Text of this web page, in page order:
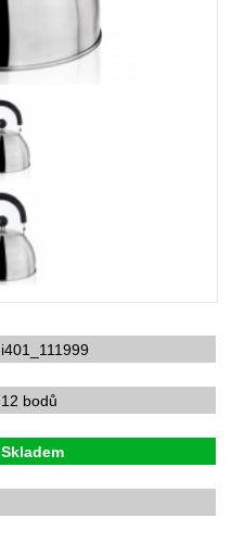
i401_111999
12 bodů
Skladem